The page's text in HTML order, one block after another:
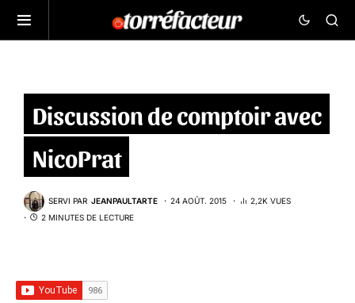
Discussion de comptoir avec
NicoPrat
SERVI PAR JEANPAULTARTE 24 AOÛT. 2015
2,2K VUES
2 MINUTES DE LECTURE